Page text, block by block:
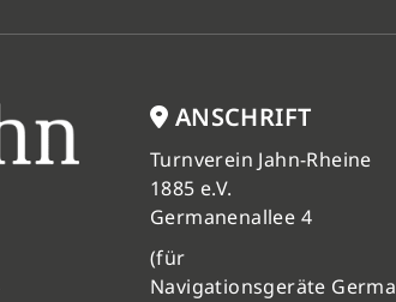
ANSCHRIFT
Turnverein Jahn-Rheine
1885 e.V.
Germanenallee 4
(für
Navigationsgeräte Germa